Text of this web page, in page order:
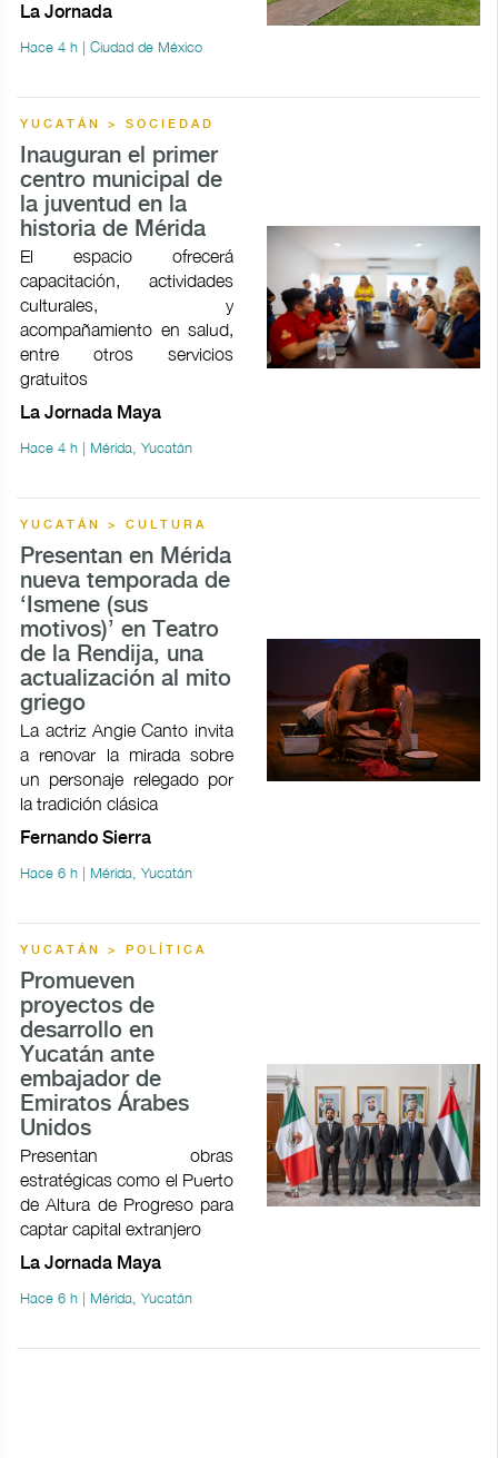
La Jornada
Hace 4 h | Ciudad de México
YUCATÁN > SOCIEDAD
Inauguran el primer
centro municipal de
la juventud en la
historia de Mérida
El espacio ofrecerá
capacitación, actividades
culturales, y
acompañamiento en salud,
entre otros servicios
gratuitos
La Jornada Maya
Hace 4 h | Mérida, Yucatán
YUCATÁN > CULTURA
Presentan en Mérida
nueva temporada de
‘Ismene (sus
motivos)’ en Teatro
de la Rendija, una
actualización al mito
griego
La actriz Angie Canto invita
a renovar la mirada sobre
un personaje relegado por
la tradición clásica
Fernando Sierra
Hace 6 h | Mérida, Yucatán
YUCATÁN > POLÍTICA
Promueven
proyectos de
desarrollo en
Yucatán ante
embajador de
Emiratos Árabes
Unidos
Presentan obras
estratégicas como el Puerto
de Altura de Progreso para
captar capital extranjero
La Jornada Maya
Hace 6 h | Mérida, Yucatán